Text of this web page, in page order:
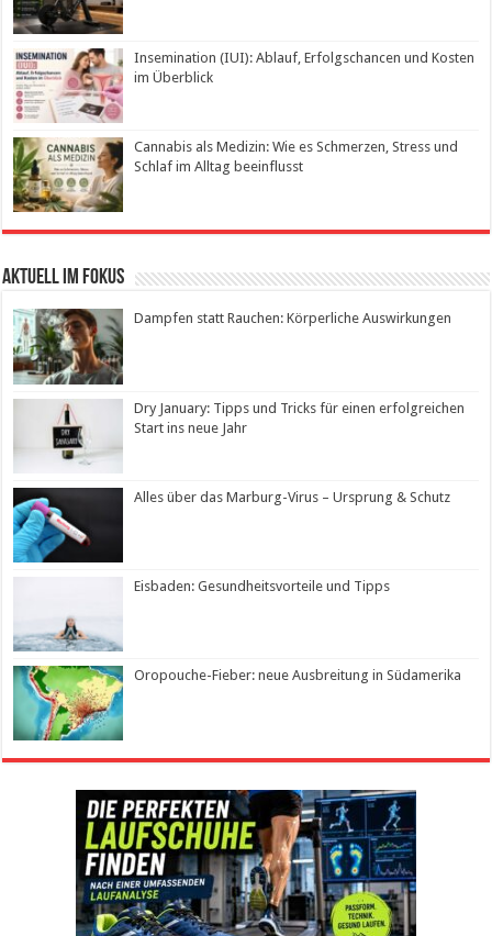
Insemination (IUI): Ablauf, Erfolgschancen und Kosten
im Überblick
Cannabis als Medizin: Wie es Schmerzen, Stress und
Schlaf im Alltag beeinflusst
Aktuell im Fokus
Dampfen statt Rauchen: Körperliche Auswirkungen
Dry January: Tipps und Tricks für einen erfolgreichen
Start ins neue Jahr
Alles über das Marburg-Virus – Ursprung & Schutz
Eisbaden: Gesundheitsvorteile und Tipps
Oropouche-Fieber: neue Ausbreitung in Südamerika